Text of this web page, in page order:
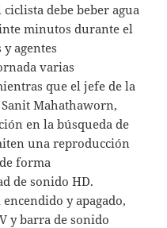
debe beber agua
minutos durante el
agentes
varias
que el jefe de la
Mahathaworn,
en la búsqueda de
una reproducción
forma
de sonido HD.
y apagado,
y barra de sonido